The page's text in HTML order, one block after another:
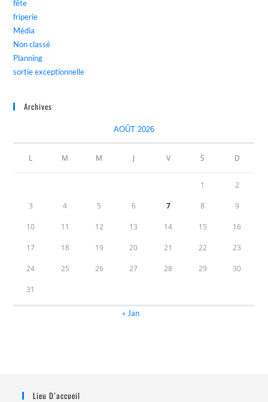
fête
friperie
Média
Non classé
Planning
sortie exceptionnelle
Archives
AOÛT 2026
L M M J V S D
1 2
3 4 5 6 7 8 9
10 11 12 13 14 15 16
17 18 19 20 21 22 23
24 25 26 27 28 29 30
31
« Jan
Lieu D’accueil